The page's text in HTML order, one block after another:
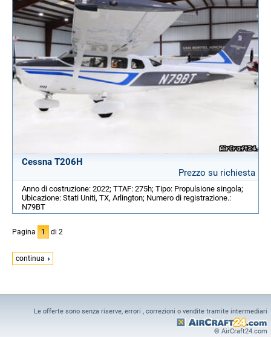
Cessna T206H
Prezzo su richiesta
Anno di costruzione: 2022; TTAF: 275h; Tipo: Propulsione singola;
Ubicazione: Stati Uniti, TX, Arlington; Numero di registrazione.:
N79BT
Pagina 1 di 2
continua
Le offerte sono senza riserve, errori , correzioni o vendite tramite intermediari
© AirCraft24.com